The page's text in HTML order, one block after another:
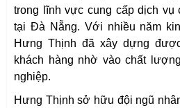
trong lĩnh vực cung cấp dịch vụ
tại Đà Nẵng. Với nhiều năm
Hưng Thịnh đã xây dựng
khách hàng nhờ vào chất
nghiệp.
Hưng Thịnh sở hữu đội ngũ